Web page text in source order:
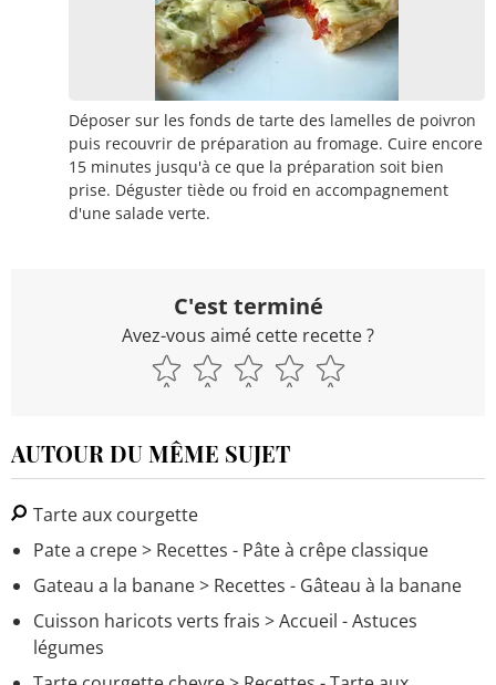
Déposer sur les fonds de tarte des lamelles de poivron
puis recouvrir de préparation au fromage. Cuire encore
15 minutes jusqu'à ce que la préparation soit bien
prise. Déguster tiède ou froid en accompagnement
d'une salade verte.
C'est terminé
Avez-vous aimé cette recette ?
AUTOUR DU MÊME SUJET
Tarte aux courgette
Pate a crepe> Recettes - Pâte à crêpe classique
Gateau a la banane> Recettes - Gâteau à la banane
Cuisson haricots verts frais > Accueil - Astuces
légumes